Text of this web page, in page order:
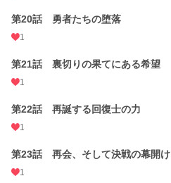
第20話 勇者たちの堕落
1
第21話 裏切りの果てにある希望
1
第22話 再誕する回復士の力
1
第23話 再会、そして決戦の幕開け
1